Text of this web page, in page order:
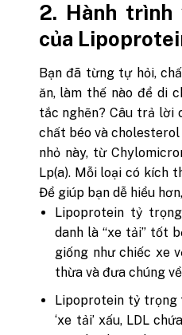
2. Hành trình
của
Bạn đã từng tự hỏi,
ăn, làm thế nào để di
tắc nghẽn? Câu trả lời
chất béo và cholesterol
nhỏ này, từ
Lp(a). Mỗi loại có kích
Để giúp bạn dễ hiểu
Lipoprotein tỷ
danh là “xe tải” tốt
giống như chiếc xe
thừa và đưa chúng
Lipoprotein tỷ trọng
‘xe tải’ xấu, LDL